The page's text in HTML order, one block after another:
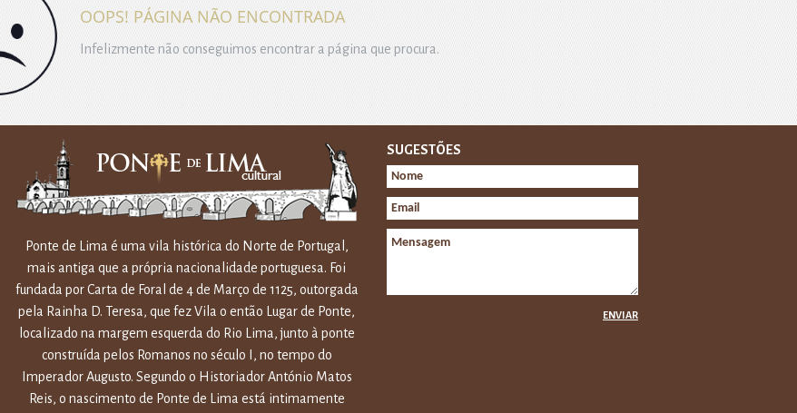
OOPS! PÁGINA NÃO ENCONTRADA
Infelizmente não conseguimos encontrar a página que procura.
Ponte de Lima é uma vila histórica do Norte de Portugal,
mais antiga que a própria nacionalidade portuguesa. Foi
fundada por Carta de Foral de 4 de Março de 1125, outorgada
pela Rainha D. Teresa, que fez Vila o então Lugar de Ponte,
localizado na margem esquerda do Rio Lima, junto à ponte
construída pelos Romanos no século I, no tempo do
Imperador Augusto. Segundo o Historiador António Matos
Reis, o nascimento de Ponte de Lima está intimamente
SUGESTÕES
ENVIAR